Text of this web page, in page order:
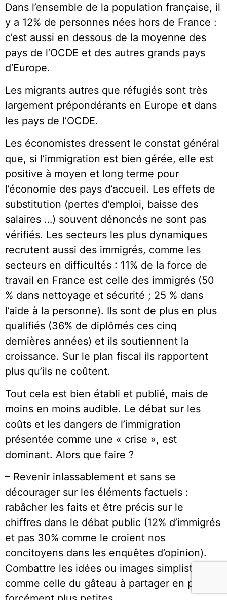
Dans l’ensemble de la population française, il
y a 12% de personnes nées hors de France :
c’est aussi en dessous de la moyenne des
pays de l’OCDE et des autres grands pays
d’Europe.
Les migrants autres que réfugiés sont très
largement prépondérants en Europe et dans
les pays de l’OCDE.
Les économistes dressent le constat général
que, si l’immigration est bien gérée, elle est
positive à moyen et long terme pour
l’économie des pays d’accueil. Les effets de
substitution (pertes d’emploi, baisse des
salaires …) souvent dénoncés ne sont pas
vérifiés. Les secteurs les plus dynamiques
recrutent aussi des immigrés, comme les
secteurs en difficultés : 11% de la force de
travail en France est celle des immigrés (50
% dans nettoyage et sécurité ; 25 % dans
l’aide à la personne). Ils sont de plus en plus
qualifiés (36% de diplômés ces cinq
dernières années) et ils soutiennent la
croissance. Sur le plan fiscal ils rapportent
plus qu’ils ne coûtent.
Tout cela est bien établi et publié, mais de
moins en moins audible. Le débat sur les
coûts et les dangers de l’immigration
présentée comme une « crise », est
dominant. Alors que faire ?
– Revenir inlassablement et sans se
décourager sur les éléments factuels :
rabâcher les faits et être précis sur le
chiffres dans le débat public (12% d’immigrés
et pas 30% comme le croient nos
concitoyens dans les enquêtes d’opinion).
Combattre les idées ou images simplistes
comme celle du gâteau à partager en parts